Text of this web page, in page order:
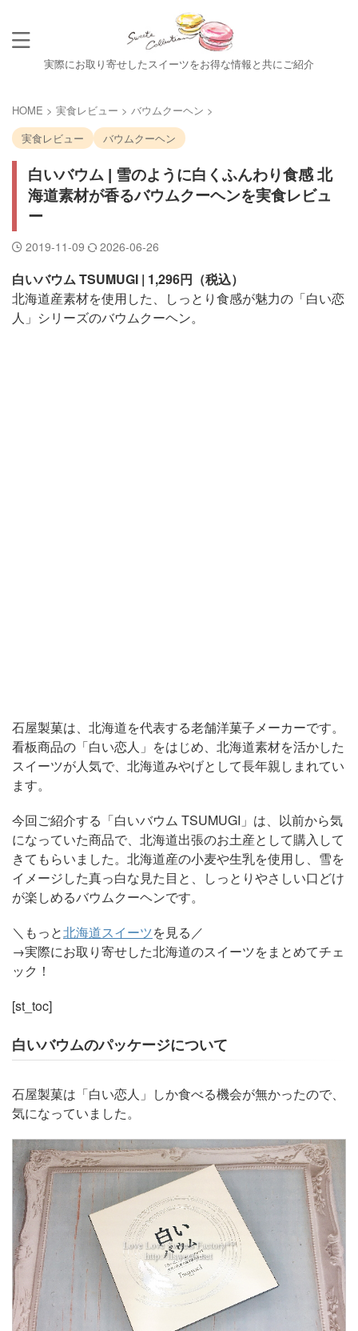
実際にお取り寄せしたスイーツをお得な情報と共にご紹介
HOME > 実食レビュー > バウムクーヘン >
実食レビュー
バウムクーヘン
白いバウム | 雪のように白くふんわり食感 北
海道素材が香るバウムクーヘンを実食レビュ
ー
2019-11-09 2026-06-26
白いバウム TSUMUGI | 1,296円（税込）
北海道産素材を使用した、しっとり食感が魅力の「白い恋
人」シリーズのバウムクーヘン。
石屋製菓は、北海道を代表する老舗洋菓子メーカーです。
看板商品の「白い恋人」をはじめ、北海道素材を活かした
スイーツが人気で、北海道みやげとして長年親しまれてい
ます。
今回ご紹介する「白いバウム TSUMUGI」は、以前から気
になっていた商品で、北海道出張のお土産として購入して
きてもらいました。北海道産の小麦や生乳を使用し、雪を
イメージした真っ白な見た目と、しっとりやさしい口どけ
が楽しめるバウムクーヘンです。
＼もっと北海道スイーツを見る／
→実際にお取り寄せした北海道のスイーツをまとめてチェ
ック！
[st_toc]
白いバウムのパッケージについて
石屋製菓は「白い恋人」しか食べる機会が無かったので、
気になっていました。